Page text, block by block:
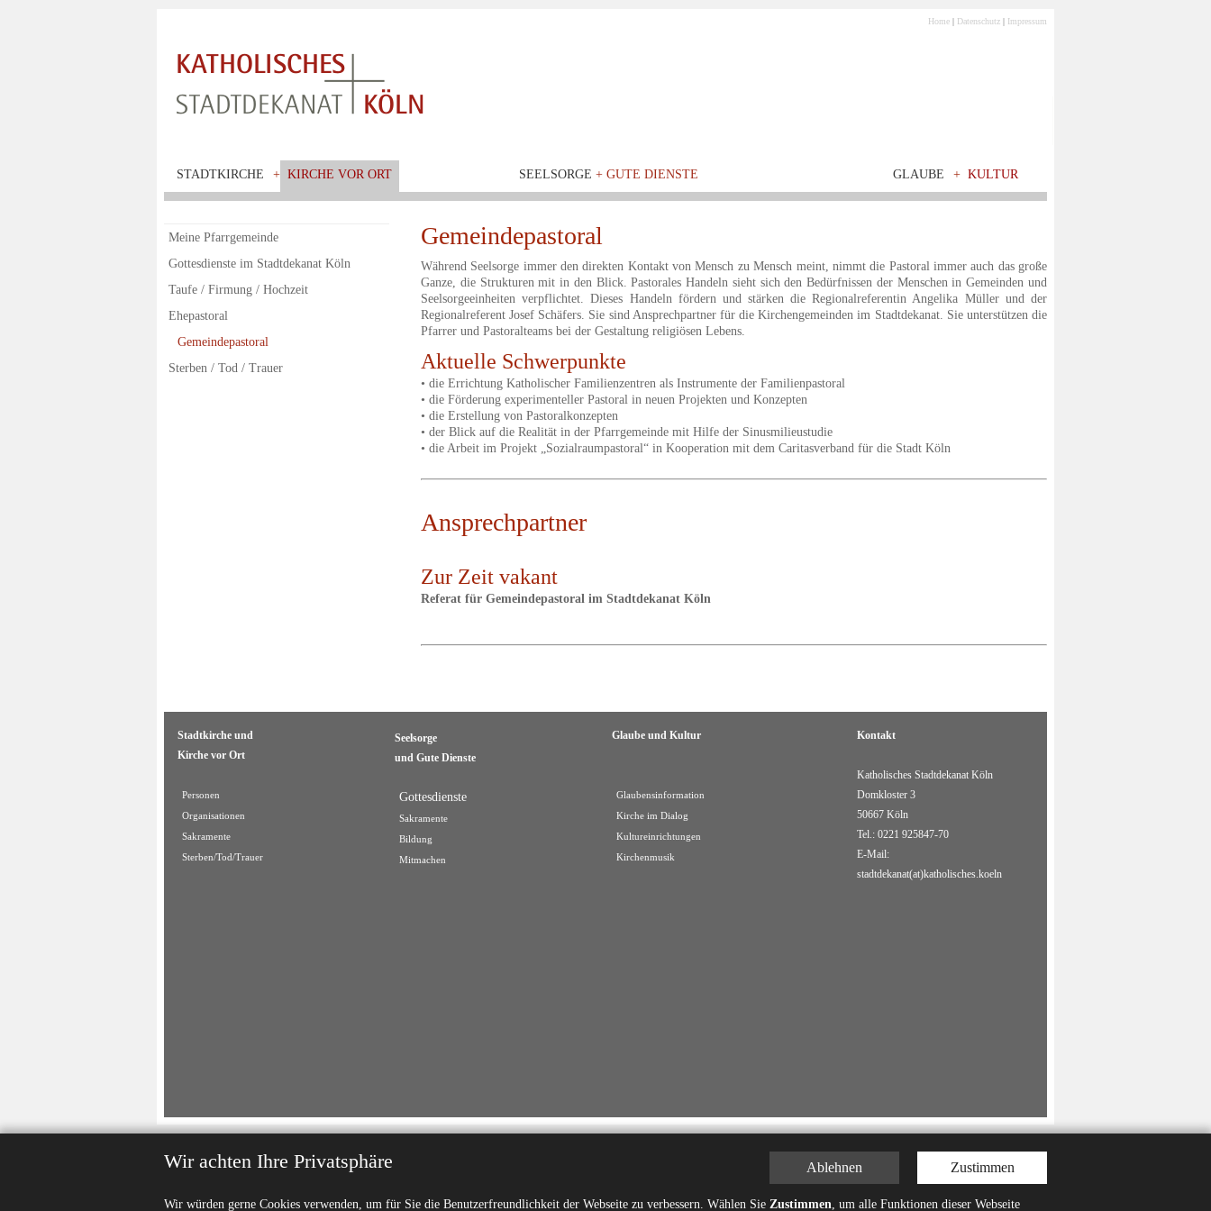
Home | Datenschutz | Impressum
STADTKIRCHE + KIRCHE VOR ORT SEELSORGE + GUTE DIENSTE GLAUBE + KULTUR
Meine Pfarrgemeinde
Gottesdienste im Stadtdekanat Köln
Taufe / Firmung / Hochzeit
Ehepastoral
Gemeindepastoral
Sterben / Tod / Trauer
Gemeindepastoral
Während Seelsorge immer den direkten Kontakt von Mensch zu Mensch meint, nimmt die Pastoral immer auch das große
Ganze, die Strukturen mit in den Blick. Pastorales Handeln sieht sich den Bedürfnissen der Menschen in Gemeinden und
Seelsorgeeinheiten verpflichtet. Dieses Handeln fördern und stärken die Regionalreferentin Angelika Müller und der
Regionalreferent Josef Schäfers. Sie sind Ansprechpartner für die Kirchengemeinden im Stadtdekanat. Sie unterstützen die
Pfarrer und Pastoralteams bei der Gestaltung religiösen Lebens.
Aktuelle Schwerpunkte
• die Errichtung Katholischer Familienzentren als Instrumente der Familienpastoral
• die Förderung experimenteller Pastoral in neuen Projekten und Konzepten
• die Erstellung von Pastoralkonzepten
• der Blick auf die Realität in der Pfarrgemeinde mit Hilfe der Sinusmilieustudie
• die Arbeit im Projekt „Sozialraumpastoral“ in Kooperation mit dem Caritasverband für die Stadt Köln
Ansprechpartner
Zur Zeit vakant
Referat für Gemeindepastoral im Stadtdekanat Köln
Stadtkirche und
Kirche vor Ort
Personen
Organisationen
Sakramente
Sterben/Tod/Trauer
Seelsorge
und Gute Dienste
Gottesdienste
Sakramente
Bildung
Mitmachen
Glaube und Kultur
Glaubensinformation
Kirche im Dialog
Kultureinrichtungen
Kirchenmusik
Kontakt
Katholisches Stadtdekanat Köln
Domkloster 3
50667 Köln
Tel.: 0221 925847-70
E-Mail:
stadtdekanat(at)katholisches.koeln
Wir achten Ihre Privatsphäre Ablehnen Zustimmen
Wir würden gerne Cookies verwenden, um für Sie die Benutzerfreundlichkeit der Webseite zu verbessern. Wählen Sie Zustimmen, um alle Funktionen dieser Webseite